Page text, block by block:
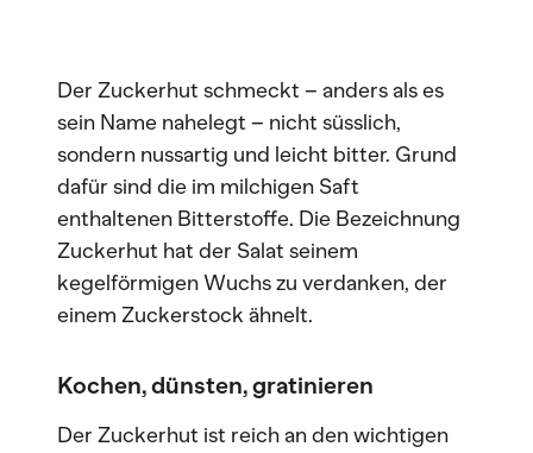
Der Zuckerhut schmeckt – anders als es
sein Name nahelegt – nicht süsslich,
sondern nussartig und leicht bitter. Grund
dafür sind die im milchigen Saft
enthaltenen Bitterstoffe. Die Bezeichnung
Zuckerhut hat der Salat seinem
kegelförmigen Wuchs zu verdanken, der
einem Zuckerstock ähnelt.
Kochen, dünsten, gratinieren
Der Zuckerhut ist reich an den wichtigen